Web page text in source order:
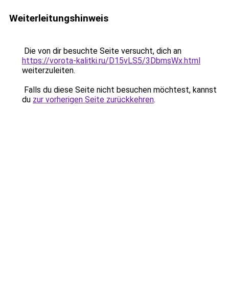
Weiterleitungshinweis
Die von dir besuchte Seite versucht, dich an
https://vorota-kalitki.ru/D15vLS5/3DbmsWx.html
weiterzuleiten.
Falls du diese Seite nicht besuchen möchtest, kannst
du zur vorherigen Seite zurückkehren.